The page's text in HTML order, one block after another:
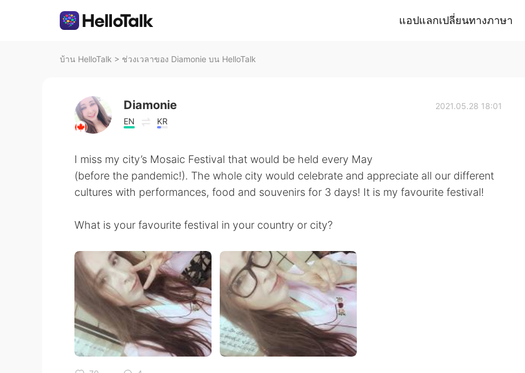
แอปแลกเปลี่ยนทางภาษา
บ้าน HelloTalk > ช่วงเวลาของ Diamonie บน HelloTalk
Diamonie
EN KR
2021.05.28 18:01
I miss my city’s Mosaic Festival that would be held every May
(before the pandemic!). The whole city would celebrate and appreciate all our different
cultures with performances, food and souvenirs for 3 days! It is my favourite festival!
What is your favourite festival in your country or city?